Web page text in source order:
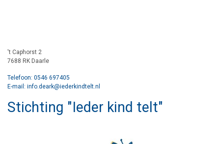
't Caphorst 2
7688 RK Daarle
Telefoon: 0546 697405
E-mail: info.deark@iederkindtelt.nl
Stichting "Ieder kind telt"